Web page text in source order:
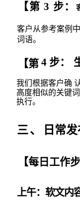
【第 3 步：
客户从参考案例
词语。
【第 4 步：
我们根据客户确
高度相似的关键
执行。
三、 日常
【每日工作
上午：软文内